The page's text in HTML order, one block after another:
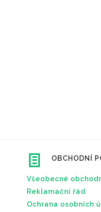
OBCHODNÍ
Všeobecné
Reklamační řád
Ochrana osobních